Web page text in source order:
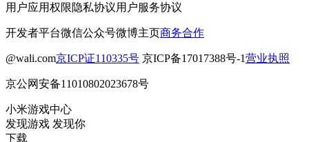
用户应用权限隐私协议用户服务协议
开发者平台微信公众号微博主页商务合作
@wali.com京ICP证110335号 京ICP备17017388号-1营业执照
京公网安备11010802023678号
小米游戏中心
发现游戏 发现你
下载